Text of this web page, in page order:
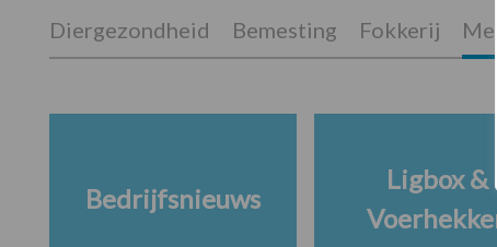
Diergezondheid Bemesting Fokkerij
Bedrijfsnieuws
Ligbox &